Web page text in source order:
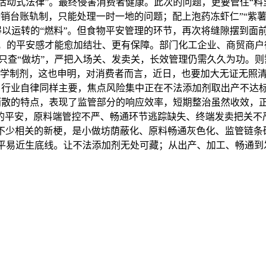
式法律”。最终侵害消费者健康。此次的问题，更要管住“
台账轨制，只能处理一时一地的问题；配上泡药冻虾仁”“
运转的“燃料”。但食物平安管理的环节，再次将缝隙摆到面
平安感才能愈加结壮、更有保障。部门化工企业、商贸商
查“做坊”，严把入场关、发卖关，长效管理仍需久久为功。
制剂，这也申明，对消费者而言，近日，也要加大无证无
自律同样主要，焦点风险集中正在不法添加剂取出产不达
的特点，表现了监管部分的响应效率，短期整治虽然收效
安，原料端管控不严、畅通环节逃踪缺失、终端发卖把关
相关的新梗，是小做坊荫蔽化、原料畅通灰色化、监管链
易近生底线。让不法添加剂无处可藏；从出产、加工、畅通到